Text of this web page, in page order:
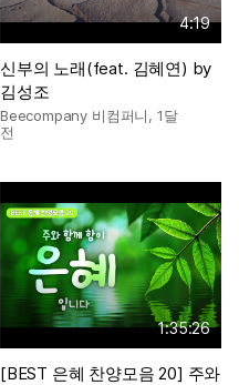
4:19
신부의 노래(feat. 김혜연) by
김성조
Beecompany 비컴퍼니, 1달
전
1:35:26
[BEST 은혜 찬양모음 20] 주와